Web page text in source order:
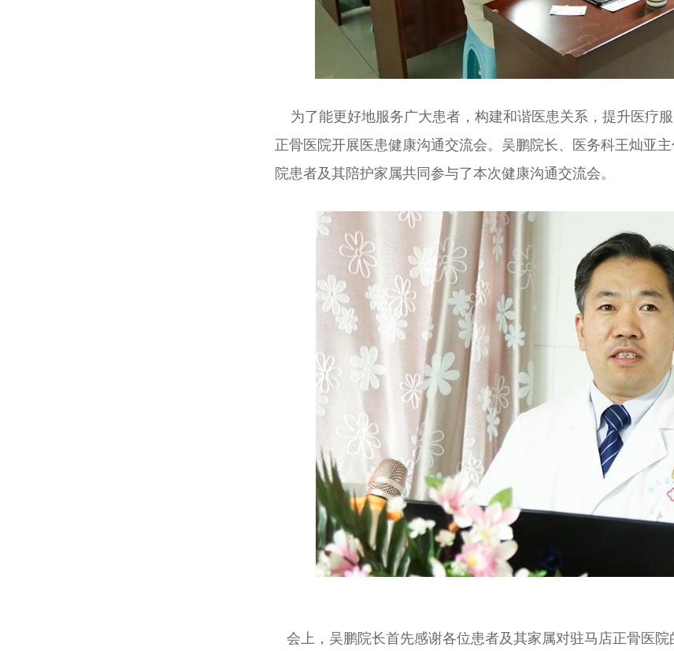
为了能更好地服务广大患者，构建和谐医患关系，提升医疗
正骨医院开展医患健康沟通交流会。吴鹏院长、医务科王灿亚
院患者及其陪护家属共同参与了本次健康沟通交流会。
会上，吴鹏院长首先感谢各位患者及其家属对驻马店正骨医